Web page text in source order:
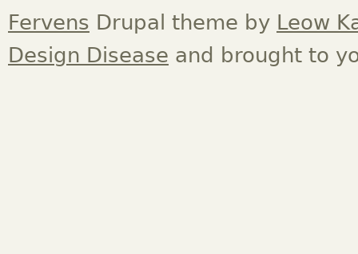
Fervens Drupal theme by Leow
Design Disease and brought to